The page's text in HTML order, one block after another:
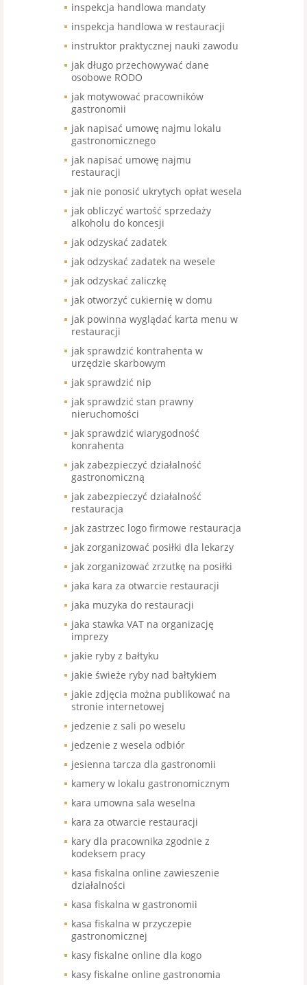
inspekcja handlowa mandaty
inspekcja handlowa w restauracji
instruktor praktycznej nauki zawodu
jak długo przechowywać dane
osobowe RODO
jak motywować pracowników
gastronomii
jak napisać umowę najmu lokalu
gastronomicznego
jak napisać umowę najmu
restauracji
jak nie ponosić ukrytych opłat wesela
jak obliczyć wartość sprzedaży
alkoholu do koncesji
jak odzyskać zadatek
jak odzyskać zadatek na wesele
jak odzyskać zaliczkę
jak otworzyć cukiernię w domu
jak powinna wyglądać karta menu w
restauracji
jak sprawdzić kontrahenta w
urzędzie skarbowym
jak sprawdzić nip
jak sprawdzić stan prawny
nieruchomości
jak sprawdzić wiarygodność
konrahenta
jak zabezpieczyć działalność
gastronomiczną
jak zabezpieczyć działalność
restauracja
jak zastrzec logo firmowe restauracja
jak zorganizować posiłki dla lekarzy
jak zorganizować zrzutkę na posiłki
jaka kara za otwarcie restauracji
jaka muzyka do restauracji
jaka stawka VAT na organizację
imprezy
jakie ryby z bałtyku
jakie świeże ryby nad bałtykiem
jakie zdjęcia można publikować na
stronie internetowej
jedzenie z sali po weselu
jedzenie z wesela odbiór
jesienna tarcza dla gastronomii
kamery w lokalu gastronomicznym
kara umowna sala weselna
kara za otwarcie restauracji
kary dla pracownika zgodnie z
kodeksem pracy
kasa fiskalna online zawieszenie
działalności
kasa fiskalna w gastronomii
kasa fiskalna w przyczepie
gastronomicznej
kasy fiskalne online dla kogo
kasy fiskalne online gastronomia